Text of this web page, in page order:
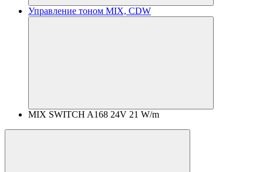
Управление тоном MIX, CDW
MIX SWITCH A168 24V 21 W/m